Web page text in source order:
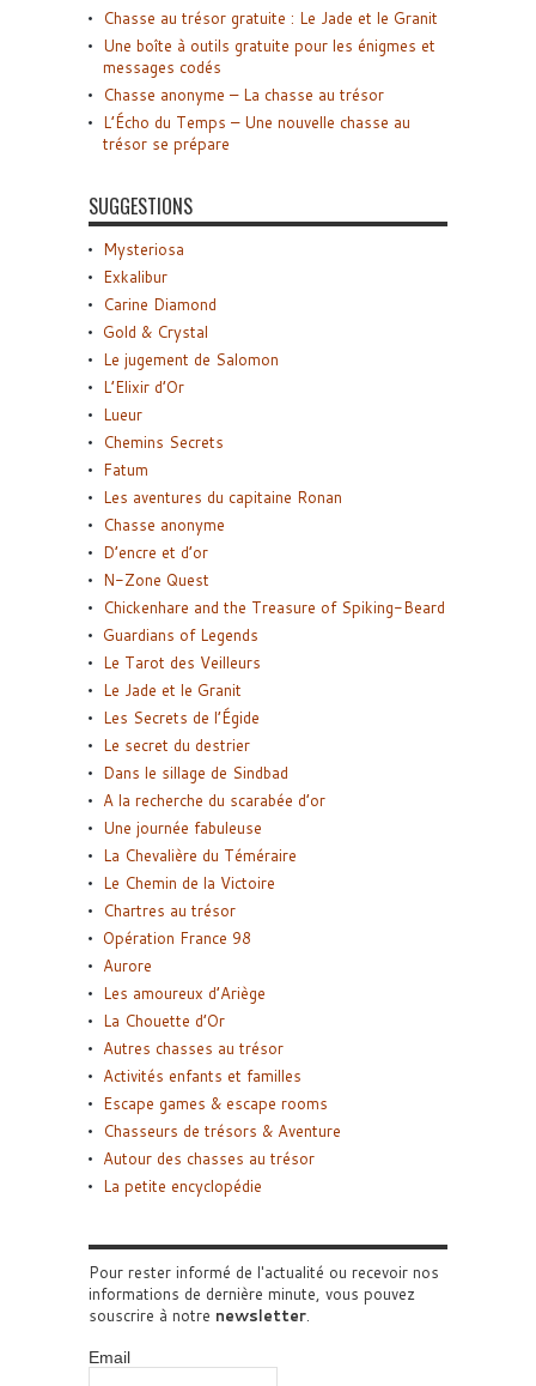
Chasse au trésor gratuite : Le Jade et le Granit
Une boîte à outils gratuite pour les énigmes et
messages codés
Chasse anonyme – La chasse au trésor
L’Écho du Temps – Une nouvelle chasse au
trésor se prépare
SUGGESTIONS
Mysteriosa
Exkalibur
Carine Diamond
Gold & Crystal
Le jugement de Salomon
L’Elixir d’Or
Lueur
Chemins Secrets
Fatum
Les aventures du capitaine Ronan
Chasse anonyme
D’encre et d’or
N-Zone Quest
Chickenhare and the Treasure of Spiking-Beard
Guardians of Legends
Le Tarot des Veilleurs
Le Jade et le Granit
Les Secrets de l’Égide
Le secret du destrier
Dans le sillage de Sindbad
A la recherche du scarabée d’or
Une journée fabuleuse
La Chevalière du Téméraire
Le Chemin de la Victoire
Chartres au trésor
Opération France 98
Aurore
Les amoureux d’Ariège
La Chouette d’Or
Autres chasses au trésor
Activités enfants et familles
Escape games & escape rooms
Chasseurs de trésors & Aventure
Autour des chasses au trésor
La petite encyclopédie
Pour rester informé de l'actualité ou recevoir nos
informations de dernière minute, vous pouvez
souscrire à notre newsletter.
Email